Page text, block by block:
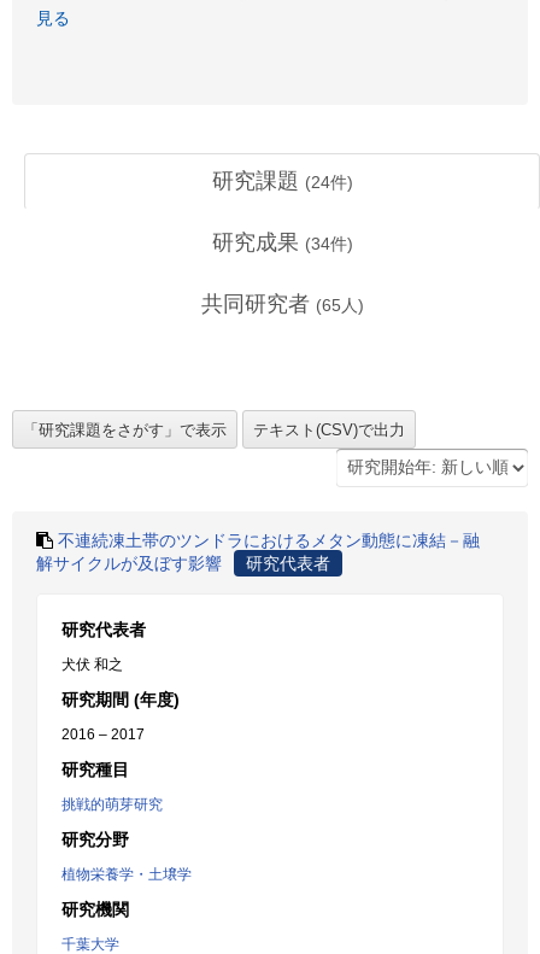
見る
研究課題 (24件)
研究成果 (34件)
共同研究者 (65 人)
不連続凍土帯のツンドラにおけるメタン動態に凍結－融
解サイクルが及ぼす影響
研究代表者
研究代表者
犬伏 和之
研究期間 (年度)
2016 – 2017
研究種目
挑戦的萌芽研究
研究分野
植物栄養学・土壌学
研究機関
千葉大学